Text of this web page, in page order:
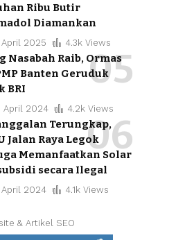
Ribu Butir
Diamankan
April 2025 4.3k Views
Nasabah Raib, Ormas
Banten Geruduk
BRI
April 2024 4.2k Views
Terungkap,
Jalan Raya Legok
Memanfaatkan Solar
secara Ilegal
April 2024 4.1k Views
& Artikel SEO